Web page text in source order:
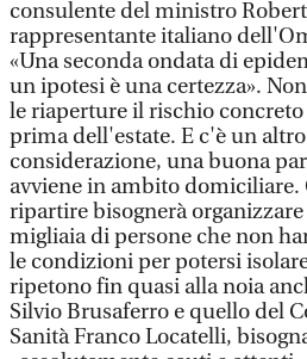
consulente del ministro
rappresentante italiano
«Una seconda ondata di
un ipotesi è una certezza».
le riaperture il rischio
prima dell'estate. E c'è un
considerazione, una buona
avviene in ambito
ripartire bisognerà
migliaia di persone che non
le condizioni per potersi
ripetono fin quasi alla noia
Silvio Brusaferro e quello del
Sanità Franco Locatelli,